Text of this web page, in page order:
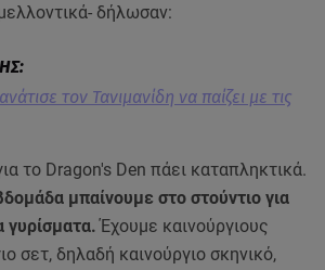
δήλωσαν:
τον Τανιμανίδη να παίζει με τις
το Dragon's Den πάει καταπληκτικά.
μπαίνουμε στο στούντιο για
γυρίσματα.Έχουμε καινούργιους
σετ, δηλαδή καινούργιο σκηνικό,